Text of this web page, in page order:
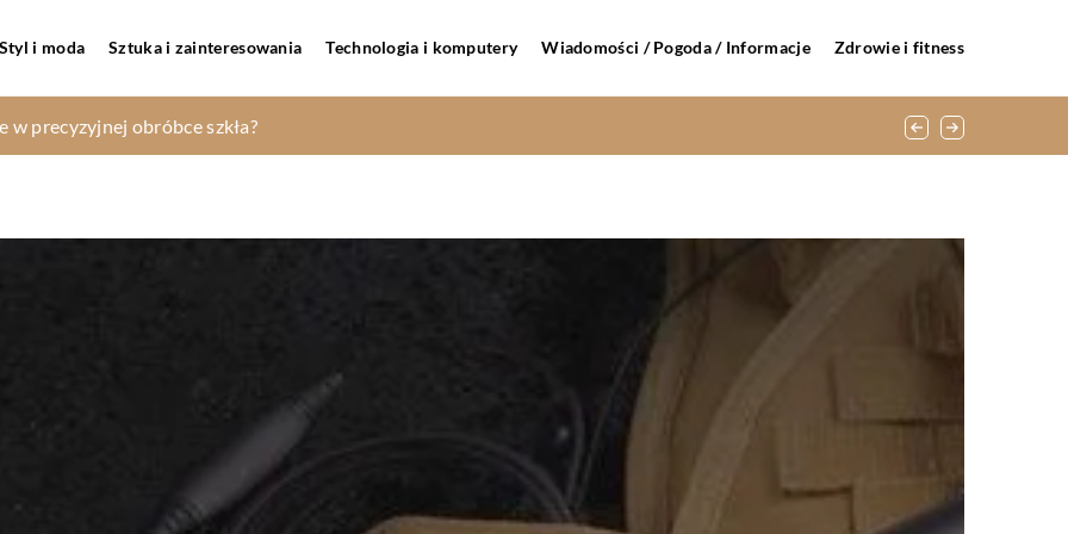
Styl i moda Sztuka i zainteresowania Technologia i komputery Wiadomości / Pogoda / Informacje Zdrowie i fitness
badania ultradźwiękowe?
w precyzyjnej obróbce szkła?
HDMI – na jakiej zasadzie ona działa